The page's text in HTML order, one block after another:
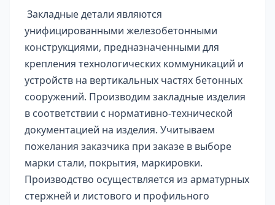
Закладные детали являются
унифицированными железобетонными
конструкциями, предназначенными для
крепления технологических коммуникаций и
устройств на вертикальных частях бетонных
сооружений. Производим закладные изделия
в соответствии с нормативно-технической
документацией на изделия. Учитываем
пожелания заказчика при заказе в выборе
марки стали, покрытия, маркировки.
Производство осуществляется из арматурных
стержней и листового и профильного